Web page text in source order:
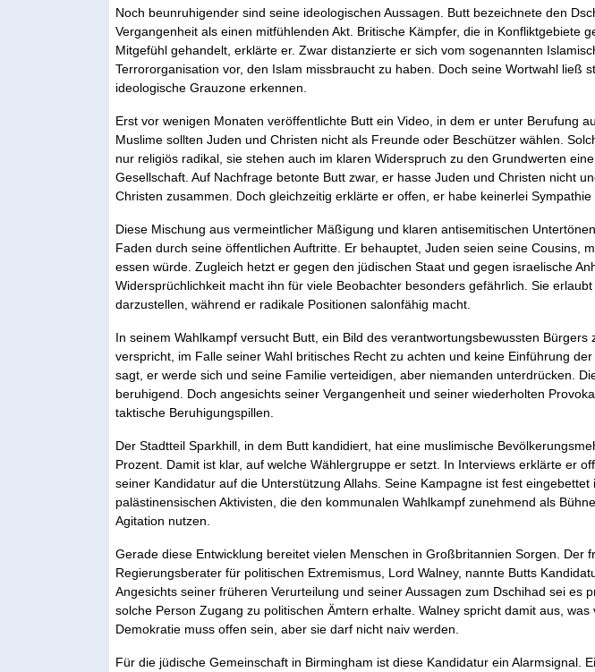
Noch beunruhigender sind seine ideologischen Aussagen. Butt bezeichnete den
Vergangenheit als einen mitfühlenden Akt. Britische Kämpfer, die in Konfliktgebiete
Mitgefühl gehandelt, erklärte er. Zwar distanzierte er sich vom sogenannten
Terrororganisation vor, den Islam missbraucht zu haben. Doch seine Wortwahl ließ
ideologische Grauzone erkennen.
Erst vor wenigen Monaten veröffentlichte Butt ein Video, in dem er unter Berufung
Muslime sollten Juden und Christen nicht als Freunde oder Beschützer wählen.
nur religiös radikal, sie stehen auch im klaren Widerspruch zu den Grundwerten
Gesellschaft. Auf Nachfrage betonte Butt zwar, er hasse Juden und Christen nicht
Christen zusammen. Doch gleichzeitig erklärte er offen, er habe keinerlei
Diese Mischung aus vermeintlicher Mäßigung und klaren antisemitischen
Faden durch seine öffentlichen Auftritte. Er behauptet, Juden seien seine Cousins,
essen würde. Zugleich hetzt er gegen den jüdischen Staat und gegen israelische
Widersprüchlichkeit macht ihn für viele Beobachter besonders gefährlich. Sie
darzustellen, während er radikale Positionen salonfähig macht.
In seinem Wahlkampf versucht Butt, ein Bild des verantwortungsbewussten Bürgers
verspricht, im Falle seiner Wahl britisches Recht zu achten und keine Einführung
sagt, er werde sich und seine Familie verteidigen, aber niemanden unterdrücken.
beruhigend. Doch angesichts seiner Vergangenheit und seiner wiederholten
taktische Beruhigungspillen.
Der Stadtteil Sparkhill, in dem Butt kandidiert, hat eine muslimische
Prozent. Damit ist klar, auf welche Wählergruppe er setzt. In Interviews erklärte er
seiner Kandidatur auf die Unterstützung Allahs. Seine Kampagne ist fest eingebettet
palästinensischen Aktivisten, die den kommunalen Wahlkampf zunehmend als
Agitation nutzen.
Gerade diese Entwicklung bereitet vielen Menschen in Großbritannien Sorgen. Der
Regierungsberater für politischen Extremismus, Lord Walney, nannte Butts
Angesichts seiner früheren Verurteilung und seiner Aussagen zum Dschihad sei es
solche Person Zugang zu politischen Ämtern erhalte. Walney spricht damit aus, was
Demokratie muss offen sein, aber sie darf nicht naiv werden.
Für die jüdische Gemeinschaft in Birmingham ist diese Kandidatur ein Alarmsignal.